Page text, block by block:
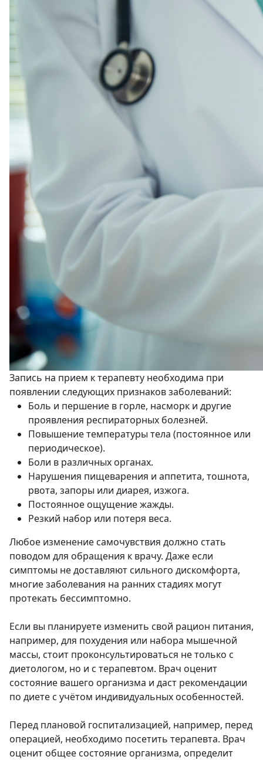
Запись на прием к терапевту необходима при
появлении следующих признаков заболеваний:
Боль и першение в горле, насморк и другие
проявления респираторных болезней.
Повышение температуры тела (постоянное или
периодическое).
Боли в различных органах.
Нарушения пищеварения и аппетита, тошнота,
рвота, запоры или диарея, изжога.
Постоянное ощущение жажды.
Резкий набор или потеря веса.
Любое изменение самочувствия должно стать
поводом для обращения к врачу. Даже если
симптомы не доставляют сильного дискомфорта,
многие заболевания на ранних стадиях могут
протекать бессимптомно.
Если вы планируете изменить свой рацион питания,
например, для похудения или набора мышечной
массы, стоит проконсультироваться не только с
диетологом, но и с терапевтом. Врач оценит
состояние вашего организма и даст рекомендации
по диете с учётом индивидуальных особенностей.
Перед плановой госпитализацией, например, перед
операцией, необходимо посетить терапевта. Врач
оценит общее состояние организма, определит